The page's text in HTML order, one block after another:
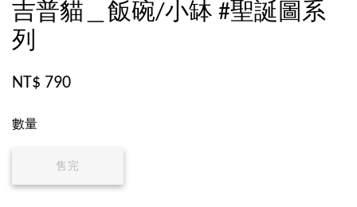
吉普貓＿飯碗/小缽 #聖誕圖系
列
NT$ 790
數量
售完